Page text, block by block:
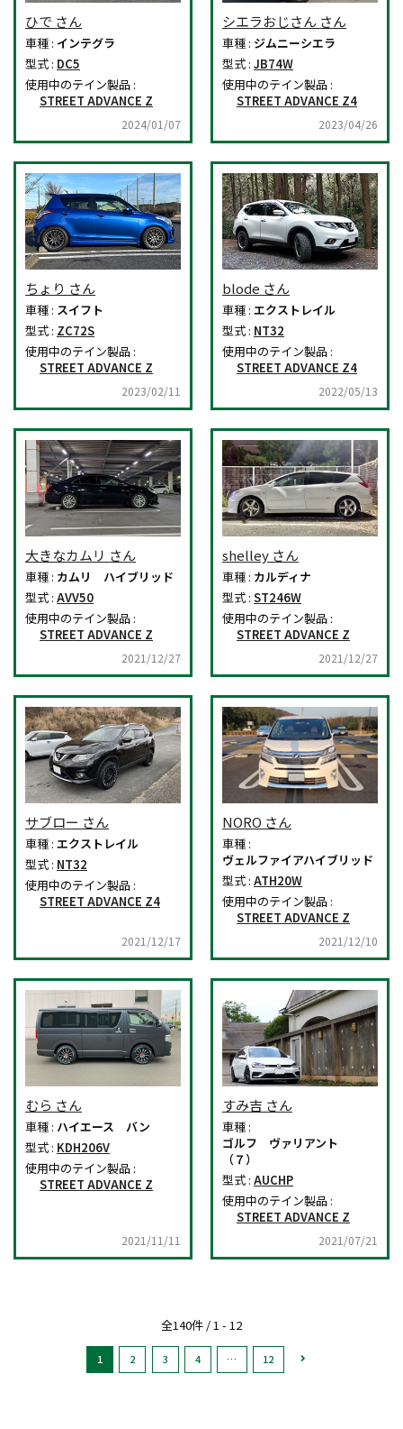
ひで さん
車種 : インテグラ
型式 : DC5
使用中のテイン製品 :
STREET ADVANCE Z
2024/01/07
シエラおじさん さん
車種 : ジムニーシエラ
型式 : JB74W
使用中のテイン製品 :
STREET ADVANCE Z4
2023/04/26
ちょり さん
車種 : スイフト
型式 : ZC72S
使用中のテイン製品 :
STREET ADVANCE Z
2023/02/11
blode さん
車種 : エクストレイル
型式 : NT32
使用中のテイン製品 :
STREET ADVANCE Z4
2022/05/13
大きなカムリ さん
車種 : カムリ ハイブリッド
型式 : AVV50
使用中のテイン製品 :
STREET ADVANCE Z
2021/12/27
shelley さん
車種 : カルディナ
型式 : ST246W
使用中のテイン製品 :
STREET ADVANCE Z
2021/12/27
サブロー さん
車種 : エクストレイル
型式 : NT32
使用中のテイン製品 :
STREET ADVANCE Z4
2021/12/17
NORO さん
車種 :
ヴェルファイアハイブリッド
型式 : ATH20W
使用中のテイン製品 :
STREET ADVANCE Z
2021/12/10
むら さん
車種 : ハイエース バン
型式 : KDH206V
使用中のテイン製品 :
STREET ADVANCE Z
2021/11/11
すみ吉 さん
車種 :
ゴルフ ヴァリアント
（７）
型式 : AUCHP
使用中のテイン製品 :
STREET ADVANCE Z
2021/07/21
全140件 / 1 - 12
1 2 3 4 … 12